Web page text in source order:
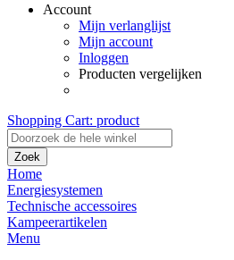
Account
Mijn verlanglijst
Mijn account
Inloggen
Producten vergelijken
Shopping Cart: product
Zoek
Home
Energiesystemen
Technische accessoires
Kampeerartikelen
Menu